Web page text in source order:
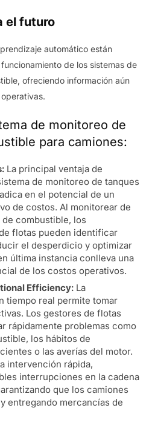
el futuro
automático están
de los sistemas de
ofreciendo información aún
de monitoreo de
para camiones:
La principal ventaja de
de monitoreo de tanques
en el potencial de un
de costos. Al monitorear de
combustible, los
flotas pueden identificar
el desperdicio y optimizar
última instancia conlleva una
de los costos operativos.
Efficiency: La
tiempo real permite tomar
Los gestores de flotas
rápidamente problemas como
los hábitos de
o las averías del motor.
intervención rápida,
interrupciones en la cadena
que los camiones
entregando mercancías de